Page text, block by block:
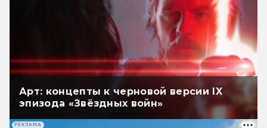
Арт: концепты к черновой версии IX
эпизода «Звёздных войн»
РЕКЛАМА